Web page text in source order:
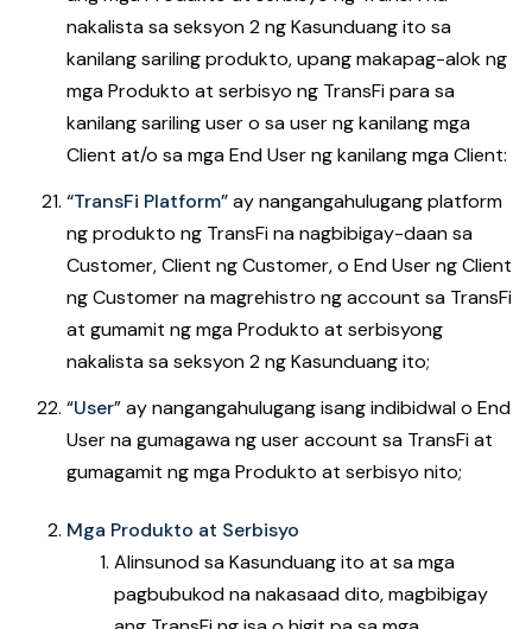
nakalista sa seksyon 2 ng Kasunduang ito sa
kanilang sariling produkto, upang makapag-alok ng
mga Produkto at serbisyo ng TransFi para sa
kanilang sariling user o sa user ng kanilang mga
Client at/o sa mga End User ng kanilang mga Client:
“TransFi Platform”ay nangangahulugang platform
ng produkto ng TransFi na nagbibigay-daan sa
Customer, Client ng Customer, o End User ng Client
ng Customer na magrehistro ng account sa TransFi
at gumamit ng mga Produkto at serbisyong
nakalista sa seksyon 2 ng Kasunduang ito;
“User” ay nangangahulugang isang indibidwal o End
User na gumagawa ng user account sa TransFi at
gumagamit ng mga Produkto at serbisyo nito;
Mga Produkto at Serbisyo
Alinsunod sa Kasunduang ito at sa mga
pagbubukod na nakasaad dito, magbibigay